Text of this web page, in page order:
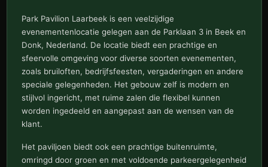
Park Pavilion Laarbeek is een veelzijdige
evenementenlocatie gelegen aan de Parklaan 3 in Beek en
Donk, Nederland. De locatie biedt een prachtige en
sfeervolle omgeving voor diverse soorten evenementen,
zoals bruiloften, bedrijfsfeesten, vergaderingen en andere
speciale gelegenheden. Het gebouw zelf is modern en
stijlvol ingericht, met ruime zalen die flexibel kunnen
worden ingedeeld en aangepast aan de wensen van de
klant.
Het paviljoen biedt ook een prachtige buitenruimte,
omringd door groen en met voldoende parkeergelegenheid